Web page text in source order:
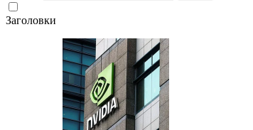
Заголовки